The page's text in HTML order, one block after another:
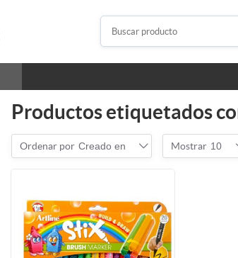
Productos etiquetados
Ordenar por Creado en Mostrar 10